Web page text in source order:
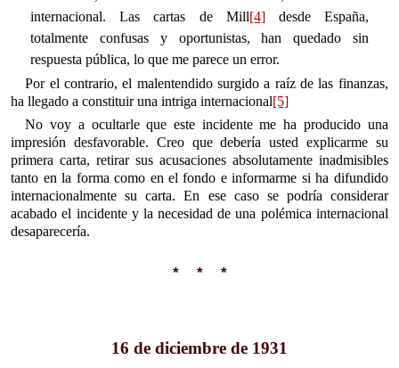
internacional. Las cartas de Mill[4]desde España,
totalmente confusas y oportunistas, han quedado sin
respuesta pública, lo que me parece un error.
Por el contrario, el malentendido surgido a raíz de las finanzas,
ha llegado a constituir una intriga internacional[5]
No voy a ocultarle que este incidente me ha producido una
impresión desfavorable. Creo que debería usted explicarme su
primera carta, retirar sus acusaciones absolutamente inadmisibles
tanto en la forma como en el fondo e informarme si ha difundido
internacionalmente su carta. En ese caso se podría considerar
acabado el incidente y la necesidad de una polémica internacional
desaparecería.
* * *
16 de diciembre de 1931